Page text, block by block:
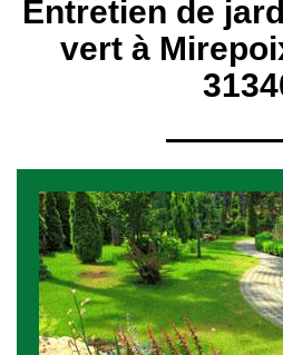
Entretien de
vert à